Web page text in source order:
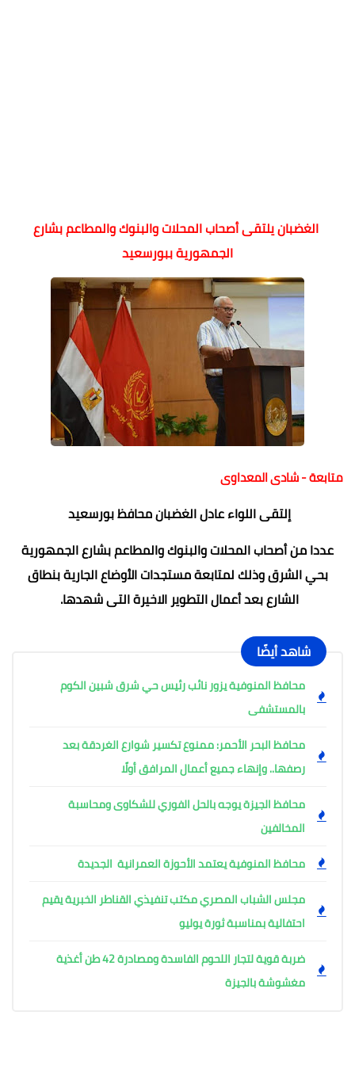
الغضبان يلتقى أصحاب المحلات والبنوك والمطاعم بشارع
الجمهورية ببورسعيد
متابعة - شادى المعداوى
إلتقى اللواء عادل الغضبان محافظ بورسعيد
عددا من أصحاب المحلات والبنوك والمطاعم بشارع الجمهورية
بحي الشرق وذلك لمتابعة مستجدات الأوضاع الجارية بنطاق
الشارع بعد أعمال التطوير الاخيرة التى شهدها.
شاهد أيضًا
محافظ المنوفية يزور نائب رئيس حي شرق شبين الكوم
بالمستشفى
محافظ البحر الأحمر: ممنوع تكسير شوارع الغردقة بعد
رصفها.. وإنهاء جميع أعمال المرافق أولًا
محافظ الجيزة يوجه بالحل الفوري للشكاوى ومحاسبة
المخالفين
محافظ المنوفية يعتمد الأحوزة العمرانية الجديدة
مجلس الشباب المصري مكتب تنفيذي القناطر الخبرية يقيم
احتفالية بمناسبة ثورة يوليو
ضربة قوية لتجار اللحوم الفاسدة ومصادرة 42 طن أغذية
مغشوشة بالجيزة